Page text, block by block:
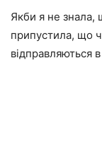
Якби я не знала,
припустила, що
відправляються